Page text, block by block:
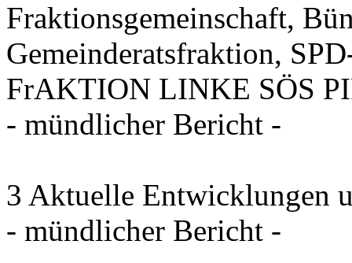
Fraktionsgemeinschaft,
Gemeinderatsfraktion,
FrAKTION LINKE SÖS
- mündlicher Bericht -
3 Aktuelle Entwicklungen
- mündlicher Bericht -